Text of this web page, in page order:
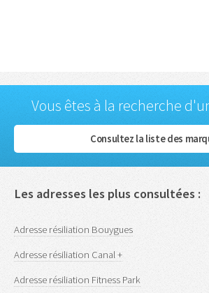
Vous êtes à la recherche
Consultez la liste des
Les adresses les plus consultées :
Adresse résiliation Bouygues
Adresse résiliation Canal +
Adresse résiliation Fitness Park